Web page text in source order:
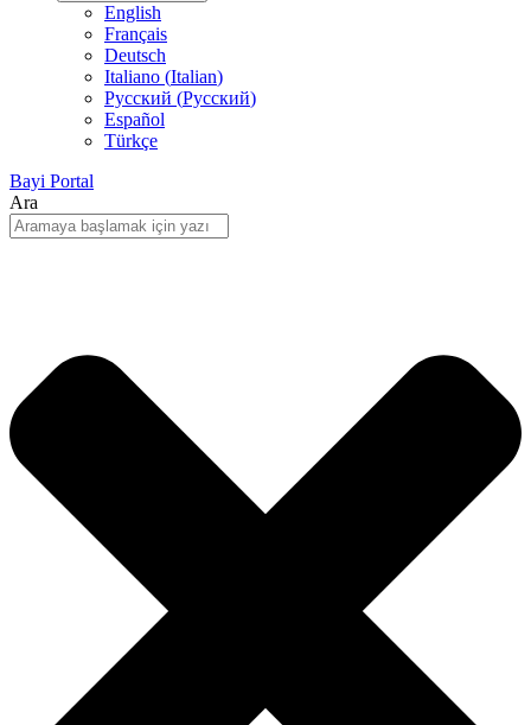
English
Français
Deutsch
Italiano (Italian)
Русский (Pусский)
Español
Türkçe
Bayi Portal
Ara